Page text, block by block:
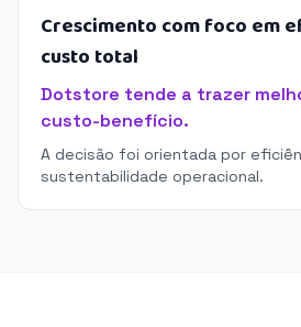
Crescimento com foco em
custo total
Dotstore tende a trazer
custo-benefício.
A decisão foi orientada por
sustentabilidade operacional.